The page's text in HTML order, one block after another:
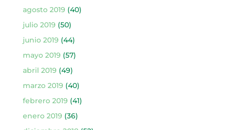
agosto 2019 (40)
julio 2019 (50)
junio 2019 (44)
mayo 2019 (57)
abril 2019 (49)
marzo 2019 (40)
febrero 2019 (41)
enero 2019 (36)